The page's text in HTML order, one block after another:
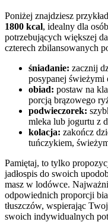
Poniżej znajdziesz
1800 kcal, idealny dla
potrzebujących większej
czterech zbilansowanych
śniadanie: zacznij
posypanej świeżymi
obiad: postaw na
porcją brązowego
podwieczorek:
mleka lub jogurtu z
kolacja: zakończ
tuńczykiem,
Pamiętaj, to tylko
jadłospis do swoich
masz w lodówce.
odpowiednich proporcji
tłuszczów, wspierając
swoich indywidualnych